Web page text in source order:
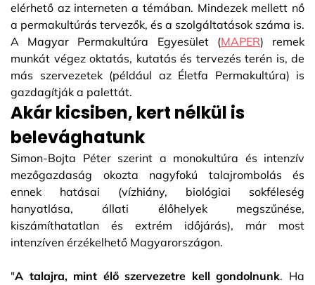
elérhető az interneten a témában. Mindezek mellett nő
a permakultúrás tervezők, és a szolgáltatások száma is.
A Magyar Permakultúra Egyesület (MAPER) remek
munkát végez oktatás, kutatás és tervezés terén is, de
más szervezetek (például az Életfa Permakultúra) is
gazdagítják a palettát.
Akár kicsiben, kert nélkül is
belevághatunk
Simon-Bojta Péter szerint a monokultúra és intenzív
mezőgazdaság okozta nagyfokú talajrombolás és
ennek hatásai (vízhiány, biológiai sokféleség
hanyatlása, állati élőhelyek megszűnése,
kiszámíthatatlan és extrém időjárás), már most
intenzíven érzékelhető Magyarországon.
"A talajra, mint élő szervezetre kell gondolnunk. Ha